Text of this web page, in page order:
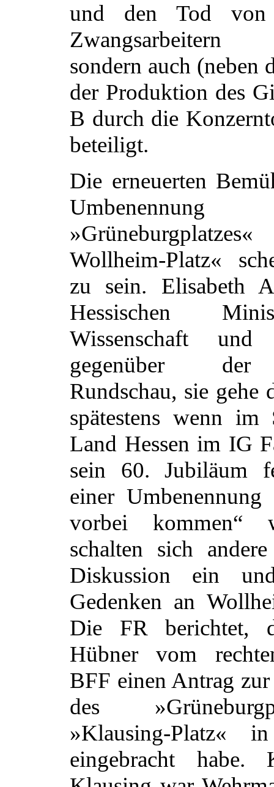
und den Tod von
Zwangsarbeitern
sondern auch (neben
der Produktion des
B durch die
beteiligt.
Die erneuerten
Wollheim-Platz«
zu sein. Elisabeth
Hessischen
Wissenschaft
gegenüber der
Rundschau, sie gehe
spätestens wenn im
Land Hessen im IG
sein 60. Jubiläum
einer
vorbei kommen“
schalten sich
Diskussion ein
Gedenken an
Die FR berichtet,
Hübner vom
BFF einen Antrag
des
»Klausing-Platz«
eingebracht habe.